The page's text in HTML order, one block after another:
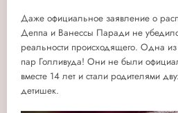
Даже официальное заявление о
Деппа и Ванессы Паради не
реальности происходящего. Одна
пар Голливуда! Они не были
вместе 14 лет и стали родителями
детишек.